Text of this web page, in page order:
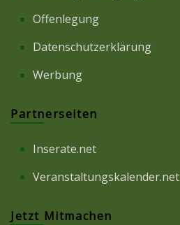
Offenlegung
Datenschutzerklärung
Werbung
Partnerseiten
Inserate.net
Veranstaltungskalender.net
Jetzt Mitmachen